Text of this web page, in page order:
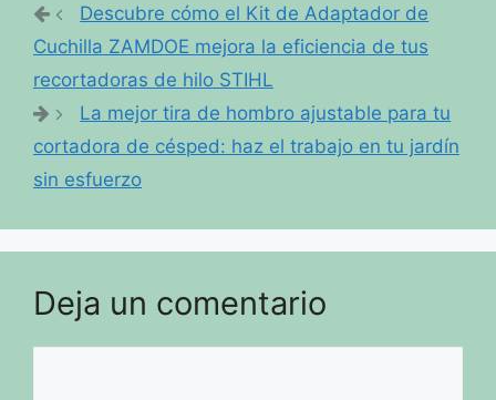
Descubre cómo el Kit de Adaptador de
Cuchilla ZAMDOE mejora la eficiencia de tus
recortadoras de hilo STIHL
La mejor tira de hombro ajustable para tu
cortadora de césped: haz el trabajo en tu jardín
sin esfuerzo
Deja un comentario